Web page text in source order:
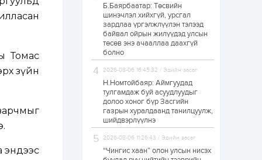
Томас
зүйн
эндээс
2 өдөр
Р.Даваадорж: Энэ
намрын экспортын
боломж олгож болох
юм
2 өдөр 0
Автомашины улсын
дугаар сондгой
тоогоор төгссөн бол
өнөөдөр шатахуун
авна
Б.Баярбаатар: Төсвийн
шинэчлэл хийхгүй, урсгал
зардлаа үргэлжлүүлэн тэлээд
байвал ойрын жилүүдэд улсын
төсөв энэ ачааллаа даахгүй
болно
2026-08-06 16:45:32 / Эдийн засаг
Н.Номтойбаяр: Аймгуудад
тулгамдаж буй асуудлуудыг
долоо хоног бүр Засгийн
газрын хуралдаанд танилцуулж,
шийдвэрлүүлнэ
2026-08-06 11:26:43 / Эдийн засаг
“Чингис хаан” олон улсын нисэх